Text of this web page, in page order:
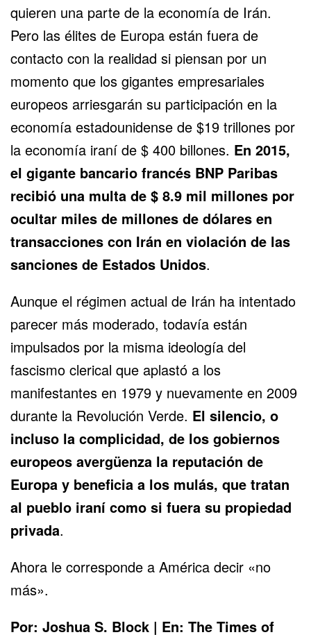
quieren una parte de la economía de Irán.
Pero las élites de Europa están fuera de
contacto con la realidad si piensan por un
momento que los gigantes empresariales
europeos arriesgarán su participación en la
economía estadounidense de $19 trillones por
la economía iraní de $ 400 billones. En 2015,
el gigante bancario francés BNP Paribas
recibió una multa de $ 8.9 mil millones por
ocultar miles de millones de dólares en
transacciones con Irán en violación de las
sanciones de Estados Unidos.
Aunque el régimen actual de Irán ha intentado
parecer más moderado, todavía están
impulsados ​​por la misma ideología del
fascismo clerical que aplastó a los
manifestantes en 1979 y nuevamente en 2009
durante la Revolución Verde. El silencio, o
incluso la complicidad, de los gobiernos
europeos avergüenza la reputación de
Europa y beneficia a los mulás, que tratan
al pueblo iraní como si fuera su propiedad
privada.
Ahora le corresponde a América decir «no
más».
Por: Joshua S. Block | En: The Times of